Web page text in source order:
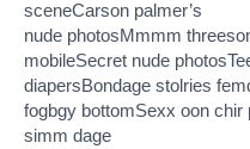
sceneCarson palmer’s
nude photosMmmm
mobileSecret nude
diapersBondage stolries
fogbgy bottomSexx oon chir
simm dage